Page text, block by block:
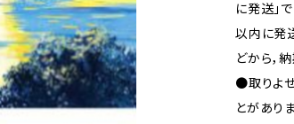
に発送」
以内に発
どから，
●取りよ
とがあり